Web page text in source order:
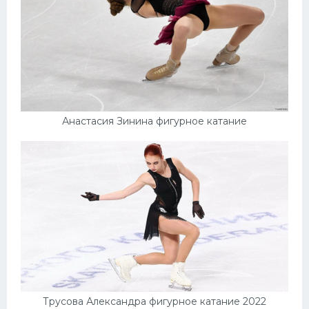
Анастасия Зинина фигурное катание
Трусова Александра фигурное катание 2022
Интерьер квартиры